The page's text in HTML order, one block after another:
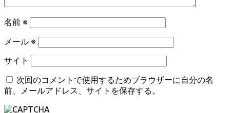
名前 ※
メール ※
サイト
次回のコメントで使用するためブラウザーに自分の名
前、メールアドレス、サイトを保存する。